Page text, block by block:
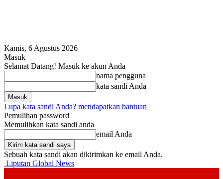
Kamis, 6 Agustus 2026
Masuk
Selamat Datang! Masuk ke akun Anda
nama pengguna
kata sandi Anda
Lupa kata sandi Anda? mendapatkan bantuan
Pemulihan password
Memulihkan kata sandi anda
email Anda
Sebuah kata sandi akan dikirimkan ke email Anda.
Liputan Global News